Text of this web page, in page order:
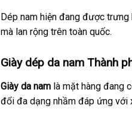
Dép nam hiện đang được
mà lan rộng trên toàn quốc.
Giày dép da nam Thành
Giày da namlà mặt hàng đang
đổi đa dạng nhầm đáp ứng với